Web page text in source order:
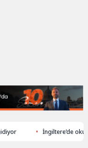
İngiltere’de okul